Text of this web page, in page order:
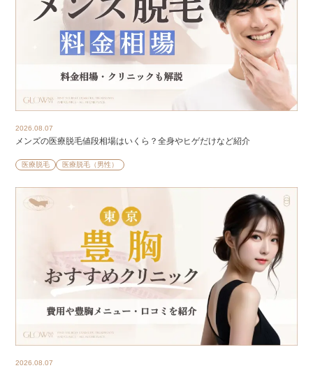
2026.08.07
メンズの医療脱毛値段相場はいくら？全身やヒゲだけなど紹介
医療脱毛 医療脱毛（男性）
2026.08.07